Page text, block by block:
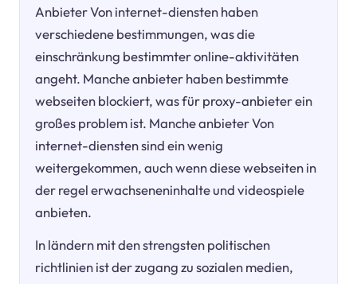
Anbieter Von internet-diensten haben
verschiedene bestimmungen, was die
einschränkung bestimmter online-aktivitäten
angeht. Manche anbieter haben bestimmte
webseiten blockiert, was für proxy-anbieter ein
großes problem ist. Manche anbieter Von
internet-diensten sind ein wenig
weitergekommen, auch wenn diese webseiten in
der regel erwachseneninhalte und videospiele
anbieten.
In ländern mit den strengsten politischen
richtlinien ist der zugang zu sozialen medien,